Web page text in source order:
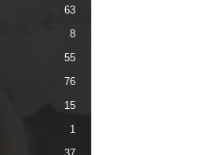
63
8
55
76
15
1